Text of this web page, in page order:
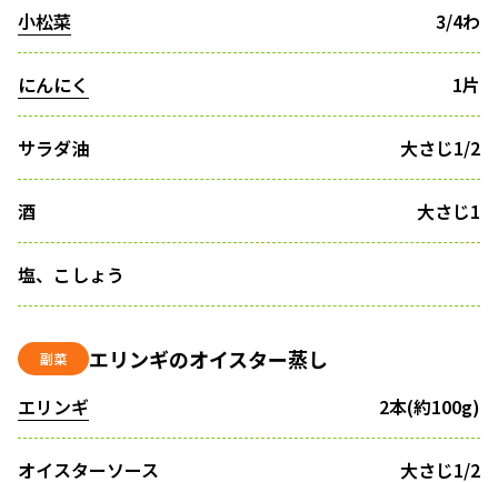
小松菜 3/4わ
にんにく 1片
サラダ油 大さじ1/2
酒 大さじ1
塩、こしょう
副菜 エリンギのオイスター蒸し
エリンギ 2本(約100g)
オイスターソース 大さじ1/2